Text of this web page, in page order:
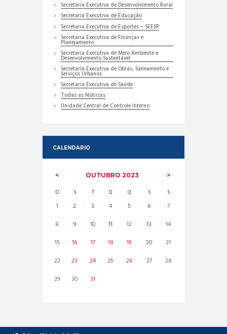
Secretaria Executiva de Desenvolvimento Rural
Secretaria Executiva de Educação
Secretaria Executiva de Esportes – SEESP
Secretaria Executiva de Finanças e
Planejamento
Secretaria Executiva de Meio Ambiente e
Desenvolvimento Sustentável
Secretaria Executiva de Obras, Saneamento e
Serviços Urbanos
Secretaria Executiva de Saúde
Todas as Noticias
Unidade Central de Controle Interno
CALENDARIO
OUTUBRO2023
D S T Q Q S S
1 2 3 4 5 6
7
8
9 10 11 12 13
14
15
16 17 18 19 20
21
22
23 24 25 26 27
28
29
30 31